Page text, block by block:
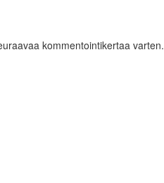
kommentointikertaa varten.